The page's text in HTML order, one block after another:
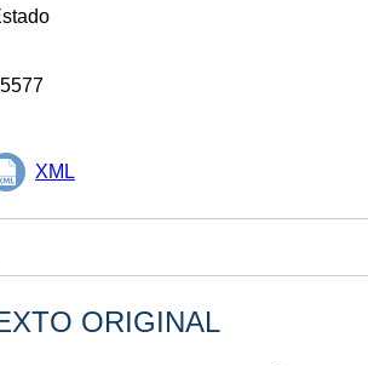
XML
ORIGINAL